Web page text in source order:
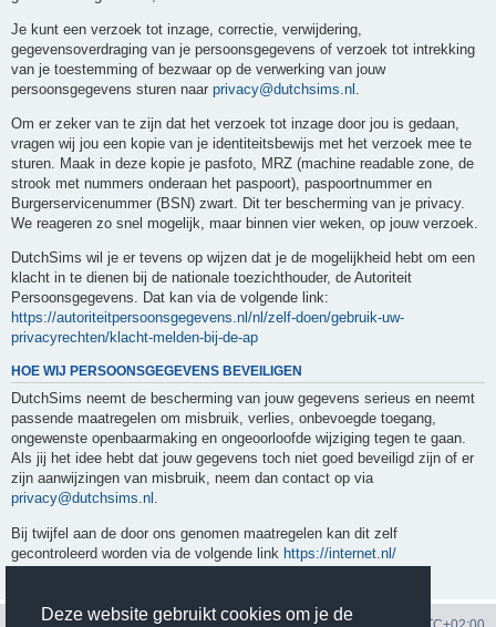
Deze website gebruikt cookies om je de
Je kunt een verzoek tot inzage, correctie, verwijdering,
gegevensoverdraging van je persoonsgegevens of verzoek tot intrekking
van je toestemming of bezwaar op de verwerking van jouw
persoonsgegevens sturen naar privacy@dutchsims.nl .
Om er zeker van te zijn dat het verzoek tot inzage door jou is gedaan,
vragen wij jou een kopie van je identiteitsbewijs met het verzoek mee te
sturen. Maak in deze kopie je pasfoto, MRZ (machine readable zone, de
strook met nummers onderaan het paspoort), paspoortnummer en
Burgerservicenummer (BSN) zwart. Dit ter bescherming van je privacy.
We reageren zo snel mogelijk, maar binnen vier weken, op jouw verzoek.
DutchSims wil je er tevens op wijzen dat je de mogelijkheid hebt om een
klacht in te dienen bij de nationale toezichthouder, de Autoriteit
Persoonsgegevens. Dat kan via de volgende link:
https://autoriteitpersoonsgegevens.nl/nl/zelf-doen/gebruik-uw-
privacyrechten/klacht-melden-bij-de-ap
HOE WIJ PERSOONSGEGEVENS BEVEILIGEN
DutchSims neemt de bescherming van jouw gegevens serieus en neemt
passende maatregelen om misbruik, verlies, onbevoegde toegang,
ongewenste openbaarmaking en ongeoorloofde wijziging tegen te gaan.
Als jij het idee hebt dat jouw gegevens toch niet goed beveiligd zijn of er
zijn aanwijzingen van misbruik, neem dan contact op via
privacy@dutchsims.nl .
Bij twijfel aan de door ons genomen maatregelen kan dit zelf
gecontroleerd worden via de volgende link https://internet.nl/